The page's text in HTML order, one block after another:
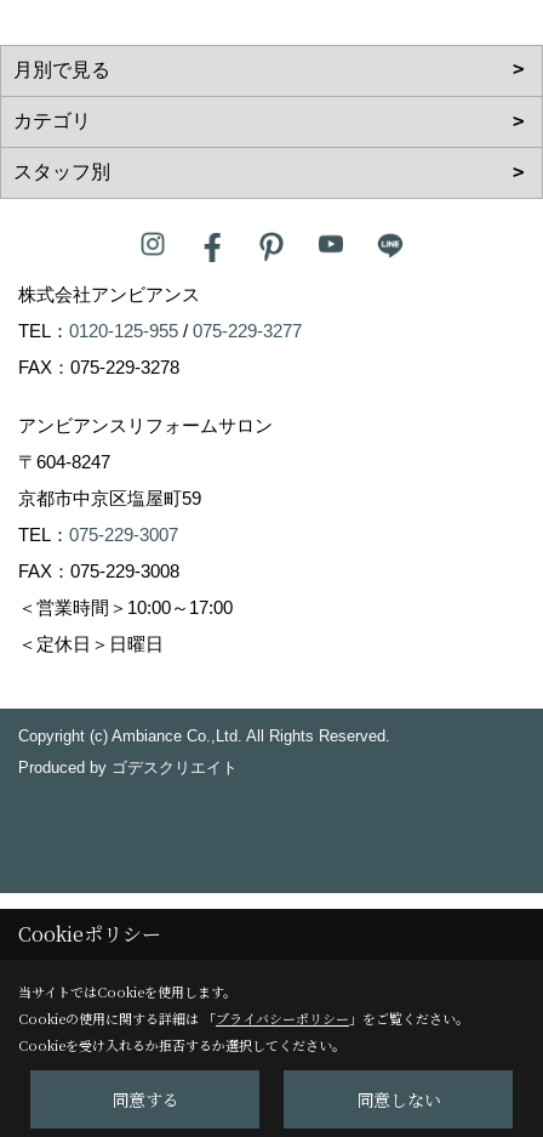
株式会社アンビアンス
TEL： 0120-125-955 / 075-229-3277
FAX：075-229-3278
アンビアンスリフォームサロン
〒604-8247
京都市中京区塩屋町59
TEL： 075-229-3007
FAX：075-229-3008
＜営業時間＞10:00～17:00
＜定休日＞日曜日
Copyright (c) Ambiance Co.,Ltd. All Rights Reserved.
Produced by ゴデスクリエイト
Cookieポリシー
当サイトではCookieを使用します。
Cookieの使用に関する詳細は 「プライバシーポリシー 」をご覧ください。
Cookieを受け入れるか拒否するか選択してください。
同意する 同意しない